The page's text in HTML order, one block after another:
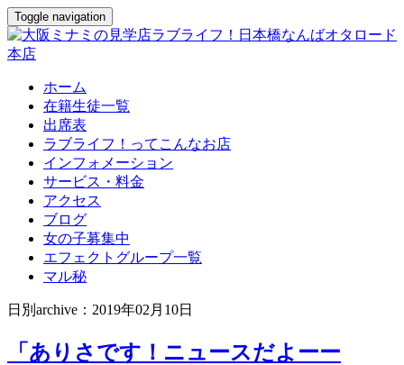
Toggle navigation
ホーム
在籍生徒一覧
出席表
ラブライフ！ってこんなお店
インフォメーション
サービス・料金
アクセス
ブログ
女の子募集中
エフェクトグループ一覧
マル秘
日別archive：2019年02月10日
「ありさです！ニュースだよーー